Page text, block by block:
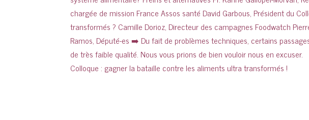
Colloque : gagner la bataille contre les aliments ultra transformés !